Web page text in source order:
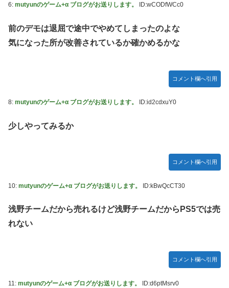
6: mutyunのゲーム+α ブログがお送りします。 ID:wCODfWCc0
前のデモは退屈で途中でやめてしまったのよな
気になった所が改善されているか確かめるかな
コメント欄へ引用
8: mutyunのゲーム+α ブログがお送りします。 ID:id2cdxuY0
少しやってみるか
コメント欄へ引用
10: mutyunのゲーム+α ブログがお送りします。 ID:kBwQcCT30
浅野チームだから売れるけど浅野チームだからPS5では売
れない
コメント欄へ引用
11: mutyunのゲーム+α ブログがお送りします。 ID:d6ptMsrv0